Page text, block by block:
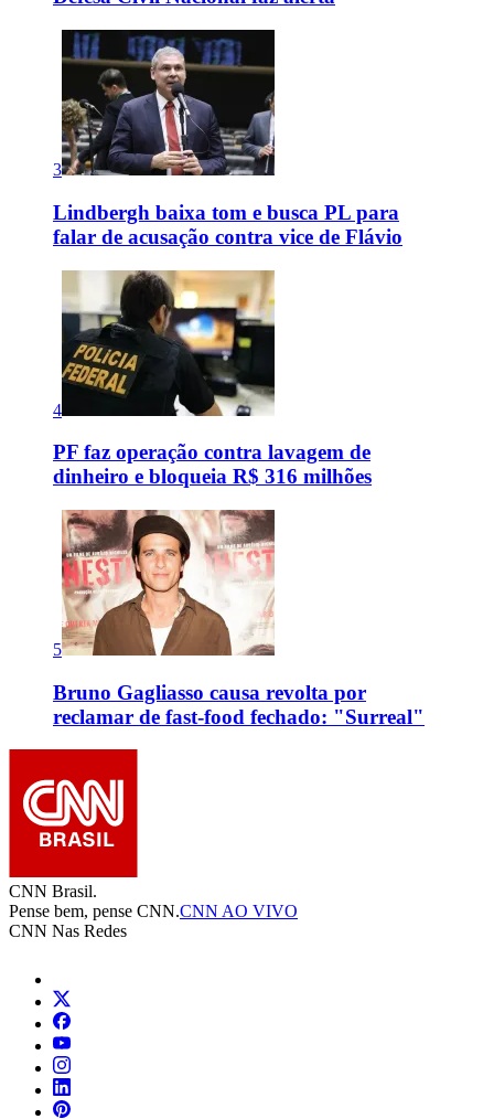
3
Lindbergh baixa tom e busca PL para
falar de acusação contra vice de Flávio
4
PF faz operação contra lavagem de
dinheiro e bloqueia R$ 316 milhões
5
Bruno Gagliasso causa revolta por
reclamar de fast-food fechado: "Surreal"
CNN Brasil.
Pense bem, pense CNN.CNN AO VIVO
CNN Nas Redes